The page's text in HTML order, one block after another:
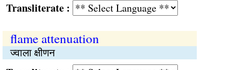
:
flame attenuation
ज्वाला क्षीणन